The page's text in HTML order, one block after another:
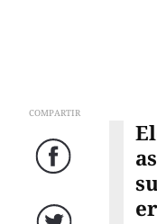
COMPARTIR
Facebook